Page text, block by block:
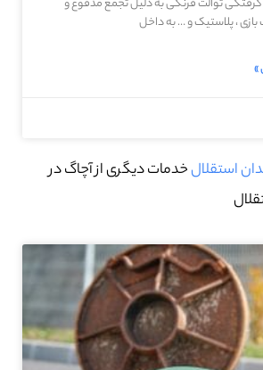
بازی ، پلاستیک و … به داخل
»
استقلالخدمات دیگری از آچاگ در